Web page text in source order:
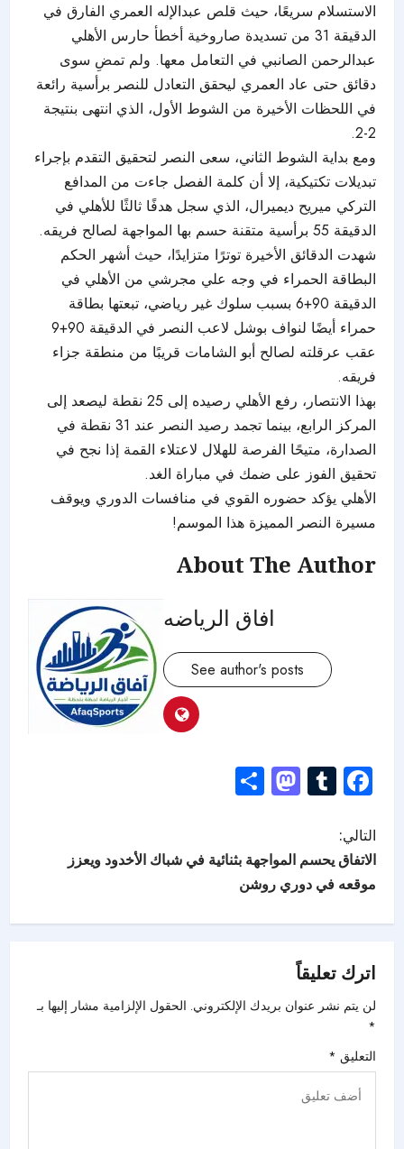
الاستسلام سريعًا، حيث قلص عبدالإله العمري الفارق في
الدقيقة 31 من تسديدة صاروخية أخطأ حارس الأهلي
عبدالرحمن الصانبي في التعامل معها. ولم تمضِ سوى
دقائق حتى عاد العمري ليحقق التعادل للنصر برأسية رائعة
في اللحظات الأخيرة من الشوط الأول، الذي انتهى بنتيجة
2-2.
ومع بداية الشوط الثاني، سعى النصر لتحقيق التقدم بإجراء
تبديلات تكتيكية، إلا أن كلمة الفصل جاءت من المدافع
التركي ميريح ديميرال، الذي سجل هدفًا ثالثًا للأهلي في
الدقيقة 55 برأسية متقنة حسم بها المواجهة لصالح فريقه.
شهدت الدقائق الأخيرة توترًا متزايدًا، حيث أشهر الحكم
البطاقة الحمراء في وجه علي مجرشي من الأهلي في
الدقيقة 90+6 بسبب سلوك غير رياضي، تبعتها بطاقة
حمراء أيضًا لنواف بوشل لاعب النصر في الدقيقة 90+9
عقب عرقلته لصالح أبو الشامات قريبًا من منطقة جزاء
فريقه.
بهذا الانتصار، رفع الأهلي رصيده إلى 25 نقطة ليصعد إلى
المركز الرابع، بينما تجمد رصيد النصر عند 31 نقطة في
الصدارة، متيحًا الفرصة للهلال لاعتلاء القمة إذا نجح في
تحقيق الفوز على ضمك في مباراة الغد.
الأهلي يؤكد حضوره القوي في منافسات الدوري ويوقف
مسيرة النصر المميزة هذا الموسم!
About The Author
افاق الرياضه
See author's posts
Facebook
Tumblr
Mastodon
التالي:
الاتفاق يحسم المواجهة بثنائية في شباك الأخدود ويعزز
موقعه في دوري روشن
اترك تعليقاً
لن يتم نشر عنوان بريدك الإلكتروني. الحقول الإلزامية مشار إليها بـ
*
التعليق *